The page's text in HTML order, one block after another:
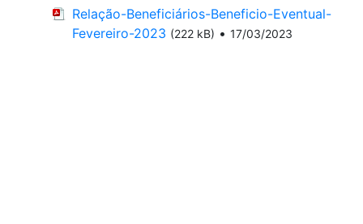
Relação-Beneficiários-Beneficio-Eventual-
Fevereiro-2023 (222 kB) • 17/03/2023